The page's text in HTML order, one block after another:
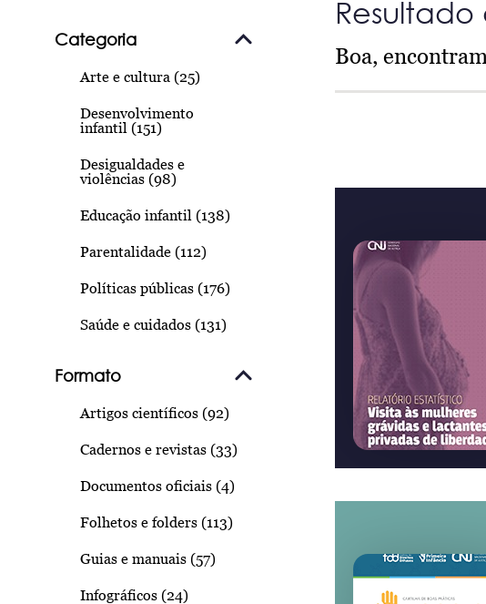
Categoria
Arte e cultura (25)
Desenvolvimento
infantil (151)
Desigualdades e
violências (98)
Educação infantil (138)
Parentalidade (112)
Políticas públicas (176)
Saúde e cuidados (131)
Formato
Artigos científicos (92)
Cadernos e revistas (33)
Documentos oficiais (4)
Folhetos e folders (113)
Guias e manuais (57)
Infográficos (24)
Boa,